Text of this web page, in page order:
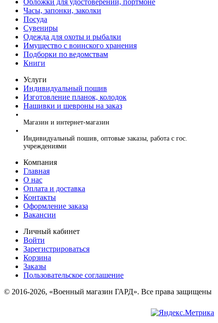
Обложки для удостоверений, портмоне
Часы, запонки, заколки
Посуда
Сувениры
Одежда для охоты и рыбалки
Имущество с воинского хранения
Подборки по ведомствам
Книги
Услуги
Индивидуальный пошив
Изготовление планок, колодок
Нашивки и шевроны на заказ
Магазин и интернет-магазин
Индивидуальный пошив, оптовые заказы, работа с гос.
учреждениями
Компания
Главная
О нас
Оплата и доставка
Контакты
Оформление заказа
Вакансии
Личный кабинет
Войти
Зарегистрироваться
Корзина
Заказы
Пользовательское соглашение
© 2016-2026, «Военный магазин ГАРД». Все права защищены